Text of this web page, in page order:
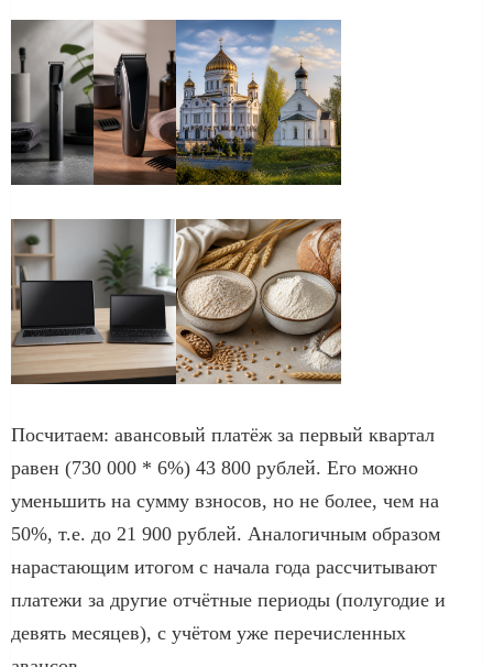
Посчитаем: авансовый платёж за первый квартал
равен (730 000 * 6%) 43 800 рублей. Его можно
уменьшить на сумму взносов, но не более, чем на
50%, т.е. до 21 900 рублей. Аналогичным образом
нарастающим итогом с начала года рассчитывают
платежи за другие отчётные периоды (полугодие и
девять месяцев), с учётом уже перечисленных